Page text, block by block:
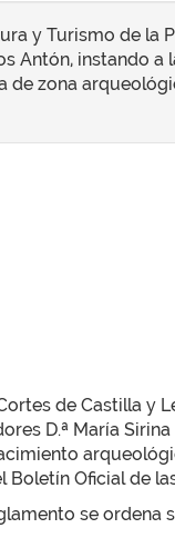
y Turismo de la
Antón, instando
de zona
de Castilla y
D.ª María
Oficial de
se ordena